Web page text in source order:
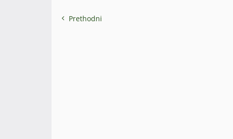
Prethodni